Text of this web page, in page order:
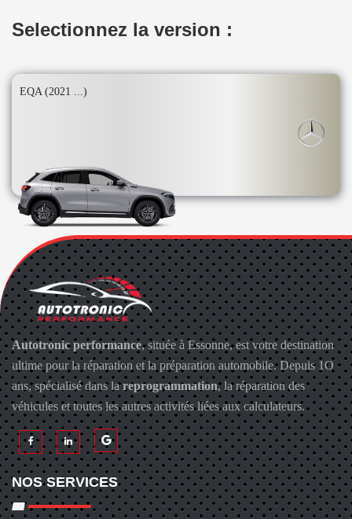
Selectionnez la version :
EQA (2021 ...)
Autotronic performance, située à Essonne, est votre destination
ultime pour la réparation et la préparation automobile. Depuis 1O
ans, spécialisé dans lareprogrammation, la réparation des
véhicules et toutes les autres activités liées aux calculateurs.
NOS SERVICES